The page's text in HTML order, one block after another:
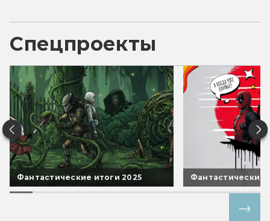
Спецпроекты
Фантастические итоги 2025 Фантастические